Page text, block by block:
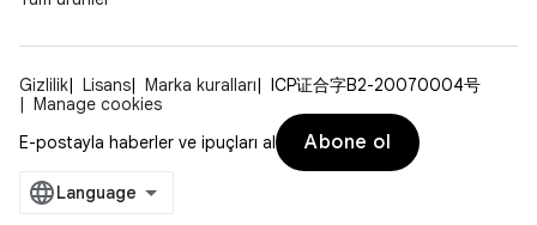
Gizlilik Lisans Marka kuralları
ICP证合字B2-20070004号
Manage cookies
E-postayla haberler ve ipuçları al
Abone ol